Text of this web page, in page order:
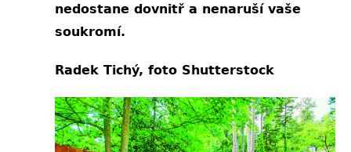
nedostane dovnitř a nenaruší vaše
soukromí.
Radek Tichý, foto Shutterstock